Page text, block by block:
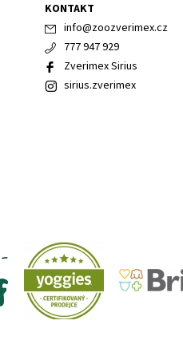
KONTAKT
info@zoozverimex.cz
777 947 929
Zverimex Sirius
sirius.zverimex